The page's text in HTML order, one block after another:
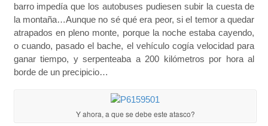
barro impedía que los autobuses pudiesen subir la cuesta de
la montaña…Aunque no sé qué era peor, si el temor a quedar
atrapados en pleno monte, porque la noche estaba cayendo,
o cuando, pasado el bache, el vehículo cogía velocidad para
ganar tiempo, y serpenteaba a 200 kilómetros por hora al
borde de un precipicio…
Y ahora, a que se debe este atasco?